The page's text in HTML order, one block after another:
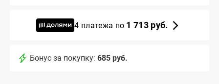
4 платежа по 1 713 руб.
Бонус за покупку: 685 руб.